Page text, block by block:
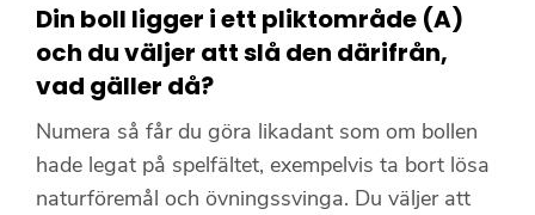
Din boll ligger i ett pliktområde (A)
och du väljer att slå den därifrån,
vad gäller då?
Numera så får du göra likadant som om bollen
hade legat på spelfältet, exempelvis ta bort lösa
naturföremål och övningssvinga. Du väljer att